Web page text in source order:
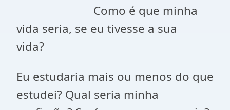
Como é que minha
vida seria, se eu tivesse a sua
vida?
Eu estudaria mais ou menos do que
estudei? Qual seria minha